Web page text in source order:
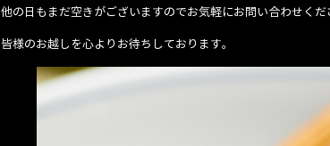
他の日もまだ空きがございますのでお気軽にお問い合わせくだ
皆様のお越しを心よりお待ちしております。